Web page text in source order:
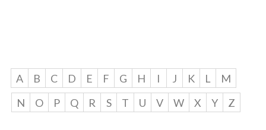
A B C D E F G H I J K L
M
N
O P Q R S T U V W X Y Z